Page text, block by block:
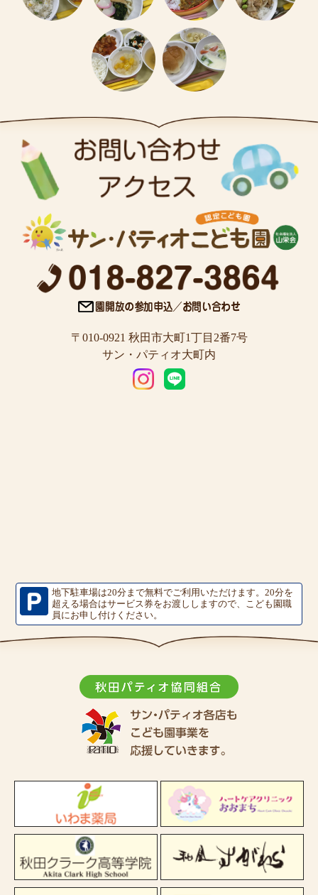
〒010-0921 秋田市大町1丁目2番7号
サン・パティオ大町内
地下駐車場は20分まで無料でご利用いただけます。20分を
超える場合はサービス券をお渡ししますので、こども園職
員にお申し付けください。